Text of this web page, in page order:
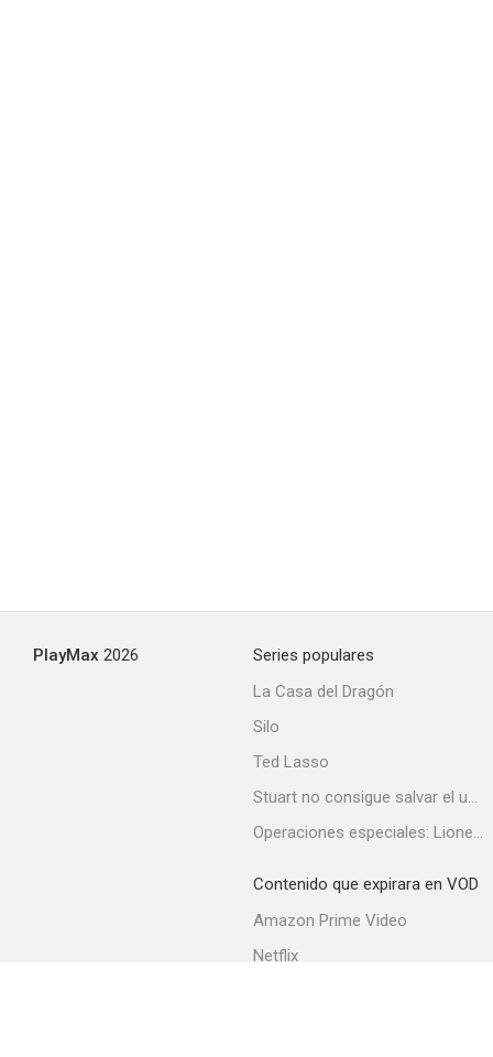
PlayMax 2026
Series populares
La Casa del Dragón
Silo
Ted Lasso
Stuart no consigue salvar el universo
Operaciones especiales: Lioness
Contenido que expirara en VOD
Amazon Prime Video
Netflix